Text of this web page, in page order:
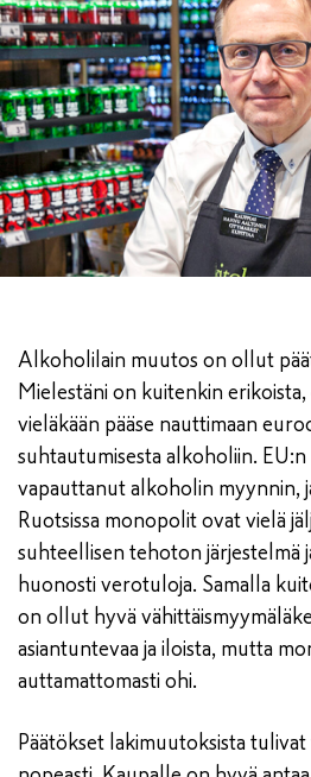
Alkoholilain muutos on ollut
Mielestäni on kuitenkin
vieläkään pääse nauttimaan
suhtautumisesta alkoholiin. EU:n
vapauttanut alkoholin myynnin,
Ruotsissa monopolit ovat vielä
suhteellisen tehoton järjestelmä
huonosti verotuloja. Samalla
on ollut hyvä
asiantuntevaa ja iloista, mutta
auttamattomasti ohi.
Päätökset lakimuutoksista